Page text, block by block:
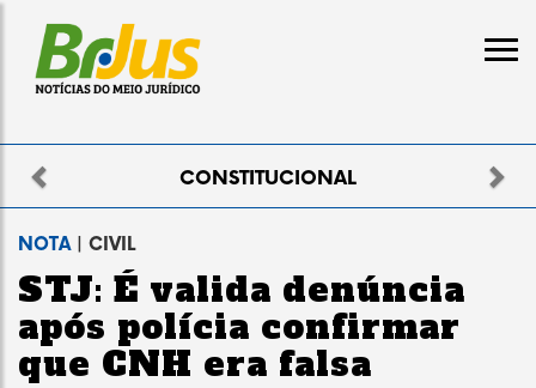
ELEITORAL
Previous
NOTA| CIVIL
STJ: É valida denúncia
após polícia confirmar
que CNH era falsa